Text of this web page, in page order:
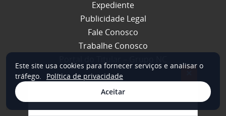
Expediente
Publicidade Legal
Fale Conosco
Trabalhe Conosco
© 2026 NSC Total. Todos os direitos reservados.
Este site usa cookies para fornecer serviços e analisar o
tráfego.
Política de privacidade
Aceitar